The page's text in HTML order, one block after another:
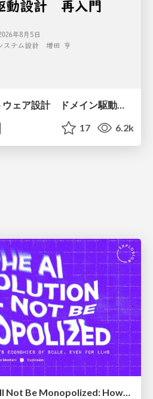
今こそ聞きたいソフトウェア設計 ドメイン駆動設計再入門
17 6.2k
The AI Revolution Will Not Be Monopolized: How open-source beats economies of scale, even for LLMs